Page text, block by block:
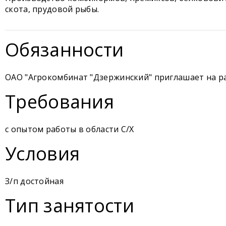
скота, прудовой рыбы.
Обязанности
ОАО "Агрокомбинат "Дзержинский" приглашает на
Требования
с опытом работы в области С/Х
Условия
З/п достойная
Тип занятости